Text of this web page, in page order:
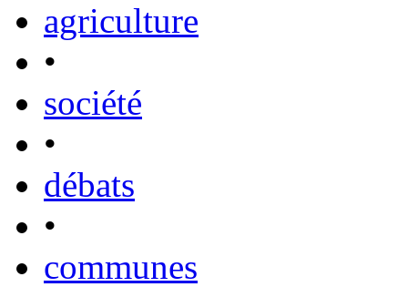
agriculture
•
société
•
débats
•
communes